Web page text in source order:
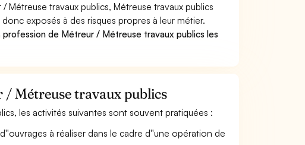
travaux publics, Métreuse travaux publics
exposés à des risques propres à leur métier.
de Métreur / Métreuse travaux publics les
Métreuse travaux publics
les activités suivantes sont souvent pratiquées :
à réaliser dans le cadre d''une opération de